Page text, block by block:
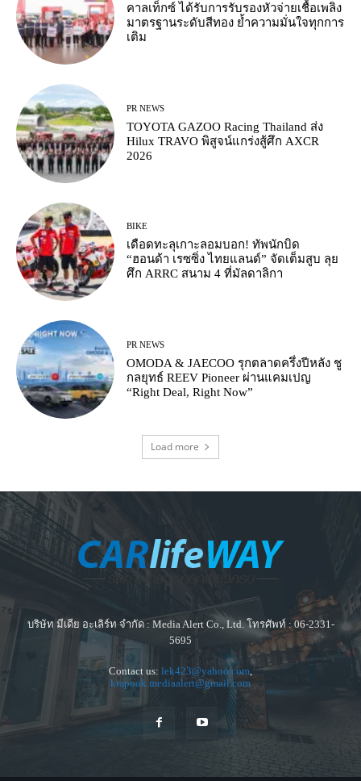
คาลเท็กซ์ ได้รับการรับรองหัวจ่ายเชื้อเพลิง
มาตรฐานระดับสีทอง ย้ำความมั่นใจทุกการ
เติม
PR NEWS
TOYOTA GAZOO Racing Thailand ส่ง
Hilux TRAVO พิสูจน์แกร่งสู้ศึก AXCR
2026
BIKE
เดือดทะลุเกาะลอมบอก! ทัพนักบิด
“ฮอนด้า เรซซิ่ง ไทยแลนด์” จัดเต็มสูบ ลุย
ศึก ARRC สนาม 4 ที่มัลดาลิกา
PR NEWS
OMODA & JAECOO รุกตลาดครึ่งปีหลัง ชู
กลยุทธ์ REEV Pioneer ผ่านแคมเปญ
“Right Deal, Right Now”
Load more
บริษัท มีเดีย อะเลิร์ท จำกัด : Media Alert Co., Ltd. โทรศัพท์ : 06-2331-
5695
Contact us: lek423@yahoo.com,
krapook.mediaalert@gmail.com